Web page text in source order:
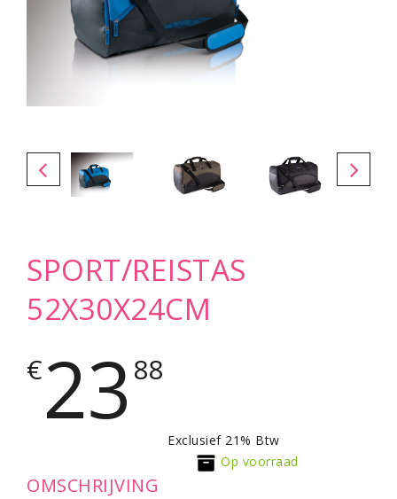
SPORT/REISTAS
52X30X24CM
€23 88
Exclusief 21% Btw
Op voorraad
OMSCHRIJVING